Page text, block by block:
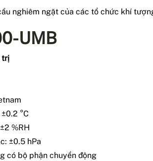
nghiêm ngặt của các tổ chức khí
UMB
trị
°C
%RH
±0.5 hPa
có bộ phận chuyển động